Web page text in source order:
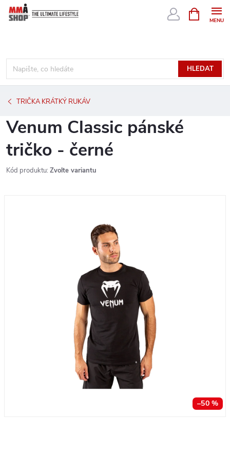
Přejít
HLEDAT
NÁKUPNÍ
KOŠÍK
TRIČKA KRÁTKÝ RUKÁV
Venum Classic pánské
tričko - černé
Kód produktu: Zvolte variantu
–50 %